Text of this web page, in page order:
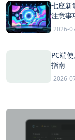
七座新
注意事
2026-
PC端
指南
2026-